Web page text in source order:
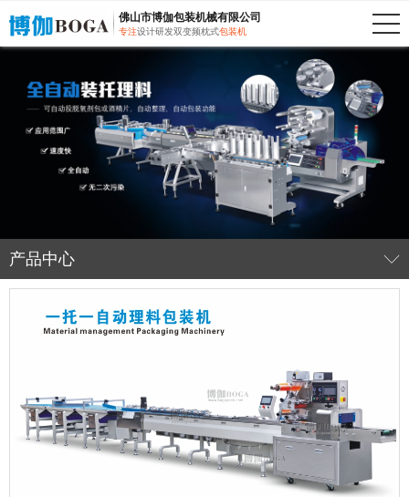
佛山市博伽包装机械有限公司
专注设计研发双变频枕式包装机
产品中心